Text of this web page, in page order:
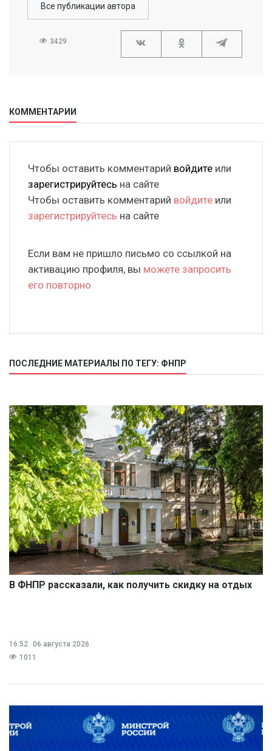
Все публикации автора
3429
КОММЕНТАРИИ
Чтобы оставить комментарий войдите или
зарегистрируйтесь на сайте
Чтобы оставить комментарий войдите или
зарегистрируйтесь на сайте
Если вам не пришло письмо со ссылкой на
активацию профиля, вы можете запросить
его повторно
ПОСЛЕДНИЕ МАТЕРИАЛЫ ПО ТЕГУ: ФНПР
В ФНПР рассказали, как получить скидку на отдых
16:52 06 августа 2026
1011